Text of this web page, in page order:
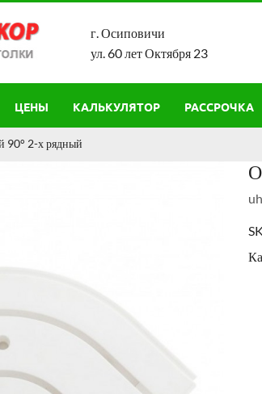
г. Осиповичи
ул. 60 лет Октября 23
ЦЕНЫ КАЛЬКУЛЯТОР РАССРОЧКА
90° 2-х рядный